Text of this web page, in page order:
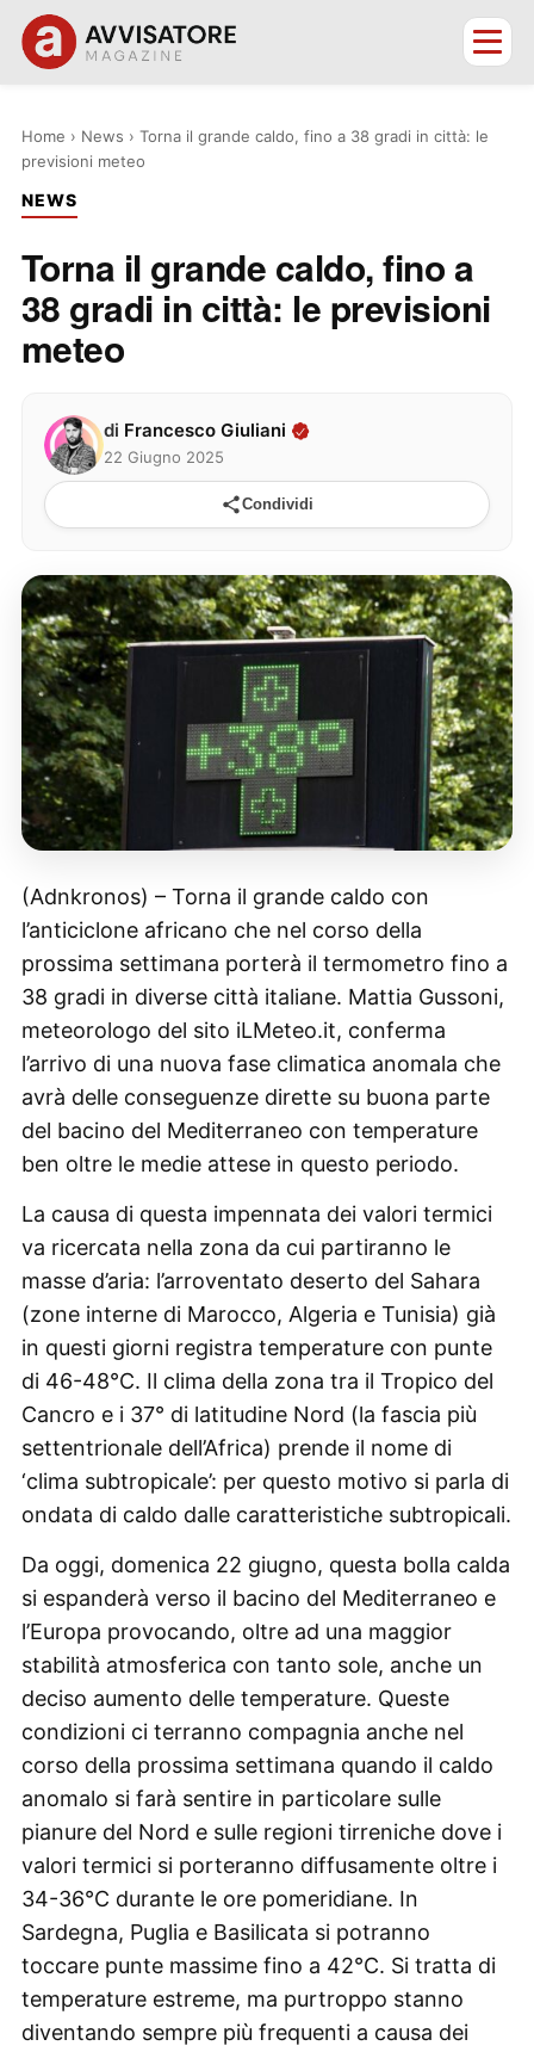
Home › News › Torna il grande caldo, fino a 38 gradi in città: le
previsioni meteo
NEWS
Torna il grande caldo, fino a
38 gradi in città: le previsioni
meteo
di Francesco Giuliani
22 Giugno 2025
Condividi
(Adnkronos) – Torna il grande caldo con
l’anticiclone africano che nel corso della
prossima settimana porterà il termometro fino a
38 gradi in diverse città italiane. Mattia Gussoni,
meteorologo del sito iLMeteo.it, conferma
l’arrivo di una nuova fase climatica anomala che
avrà delle conseguenze dirette su buona parte
del bacino del Mediterraneo con temperature
ben oltre le medie attese in questo periodo.
La causa di questa impennata dei valori termici
va ricercata nella zona da cui partiranno le
masse d’aria: l’arroventato deserto del Sahara
(zone interne di Marocco, Algeria e Tunisia) già
in questi giorni registra temperature con punte
di 46-48°C. Il clima della zona tra il Tropico del
Cancro e i 37° di latitudine Nord (la fascia più
settentrionale dell’Africa) prende il nome di
‘clima subtropicale’: per questo motivo si parla di
ondata di caldo dalle caratteristiche subtropicali.
Da oggi, domenica 22 giugno, questa bolla calda
si espanderà verso il bacino del Mediterraneo e
l’Europa provocando, oltre ad una maggior
stabilità atmosferica con tanto sole, anche un
deciso aumento delle temperature. Queste
condizioni ci terranno compagnia anche nel
corso della prossima settimana quando il caldo
anomalo si farà sentire in particolare sulle
pianure del Nord e sulle regioni tirreniche dove i
valori termici si porteranno diffusamente oltre i
34-36°C durante le ore pomeridiane. In
Sardegna, Puglia e Basilicata si potranno
toccare punte massime fino a 42°C. Si tratta di
temperature estreme, ma purtroppo stanno
diventando sempre più frequenti a causa dei